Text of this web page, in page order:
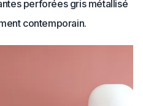
perforées gris métallisé
contemporain.